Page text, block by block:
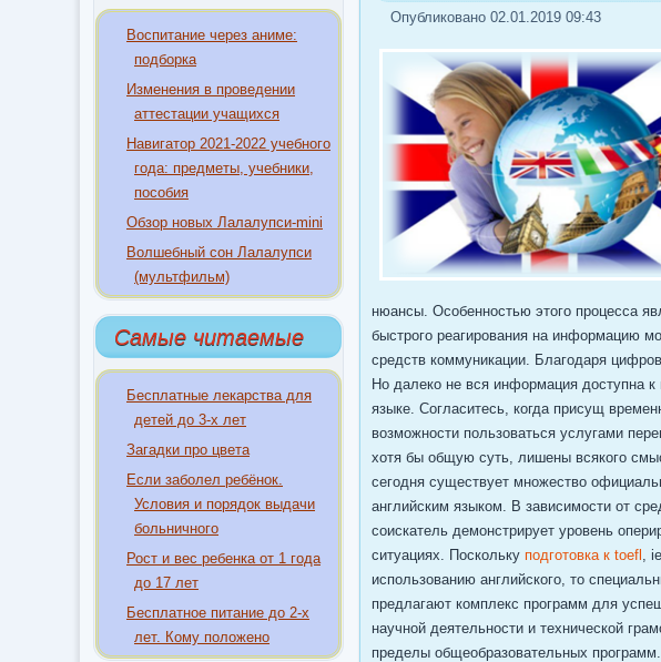
Воспитание через аниме:
подборка
Изменения в проведении
аттестации учащихся
Навигатор 2021-2022 учебного
года: предметы, учебники,
пособия
Обзор новых Лалалупси-mini
Волшебный сон Лалалупси
(мультфильм)
Самые читаемые
Бесплатные лекарства для
детей до 3-х лет
Загадки про цвета
Если заболел ребёнок.
Условия и порядок выдачи
больничного
Рост и вес ребенка от 1 года
до 17 лет
Бесплатное питание до 2-х
лет. Кому положено
Опубликовано 02.01.2019 09:43
нюансы. Особенностью этого процесса
быстрого реагирования на информацию
средств коммуникации. Благодаря
Но далеко не вся информация доступна
языке. Согласитесь, когда присущ
возможности пользоваться услугами
хотя бы общую суть, лишены всякого
сегодня существует множество
английским языком. В зависимости от
соискатель демонстрирует уровень
ситуациях. Поскольку подготовка к toefl ,
использованию английского, то
предлагают комплекс программ для
научной деятельности и технической
пределы общеобразовательных